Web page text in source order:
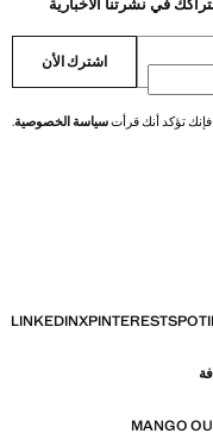
اشترك الأن
تؤكد أنك قرأتسياسة الخصوصية.
PINTEREST
X
LINKEDIN
MANGO